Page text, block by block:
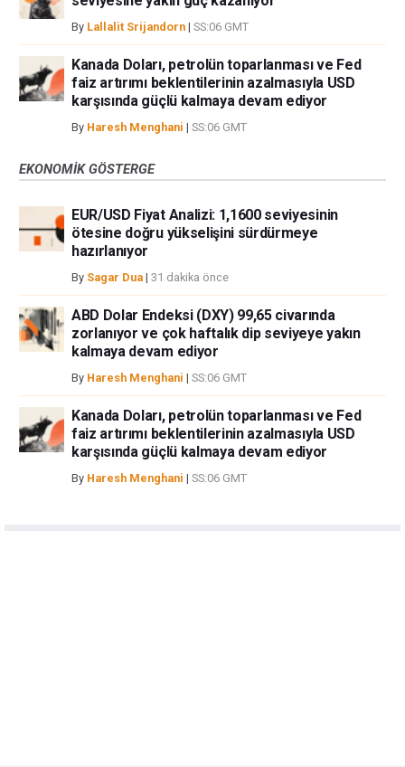
By Lallalit Srijandorn | SS:06 GMT
Kanada Doları, petrolün toparlanması ve Fed
faiz artırımı beklentilerinin azalmasıyla USD
karşısında güçlü kalmaya devam ediyor
By Haresh Menghani | SS:06 GMT
EKONOMIK GÖSTERGE
EUR/USD Fiyat Analizi: 1,1600 seviyesinin
ötesine doğru yükselişini sürdürmeye
hazırlanıyor
By Sagar Dua | 31 dakika önce
ABD Dolar Endeksi (DXY) 99,65 civarında
zorlanıyor ve çok haftalık dip seviyeye yakın
kalmaya devam ediyor
By Haresh Menghani | SS:06 GMT
Kanada Doları, petrolün toparlanması ve Fed
faiz artırımı beklentilerinin azalmasıyla USD
karşısında güçlü kalmaya devam ediyor
By Haresh Menghani | SS:06 GMT